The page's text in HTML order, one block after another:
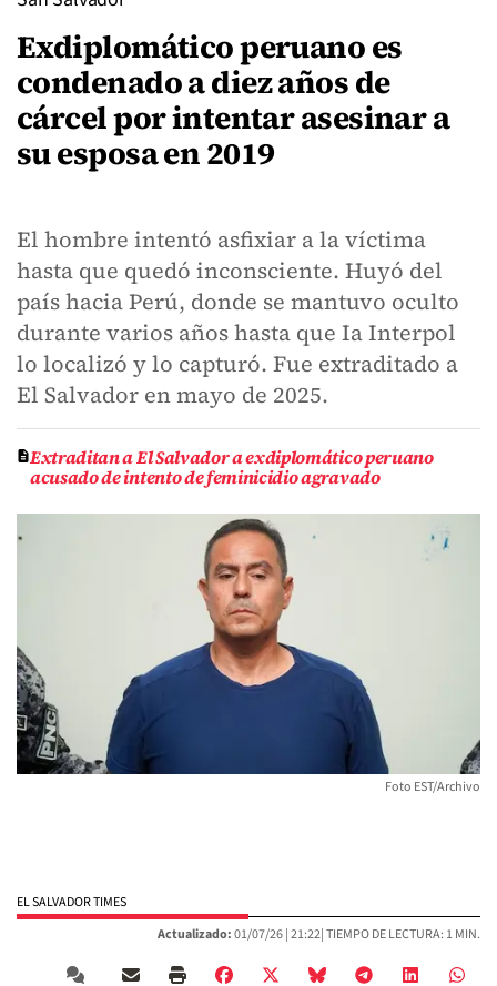
Exdiplomático peruano es
condenado a diez años de
cárcel por intentar asesinar a
su esposa en 2019
El hombre intentó asfixiar a la víctima
hasta que quedó inconsciente. Huyó del
país hacia Perú, donde se mantuvo oculto
durante varios años hasta que Ia Interpol
lo localizó y lo capturó. Fue extraditado a
El Salvador en mayo de 2025.
Extraditan a El Salvador a exdiplomático peruano
acusado de intento de feminicidio agravado
Foto EST/Archivo
EL SALVADOR TIMES
Actualizado:01/07/26 |21:22| TIEMPO DE LECTURA: 1 MIN.